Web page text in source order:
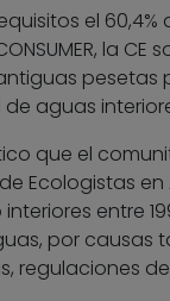
el
la
aguas
que el
Ecologistas
entre
por causas
regulaciones